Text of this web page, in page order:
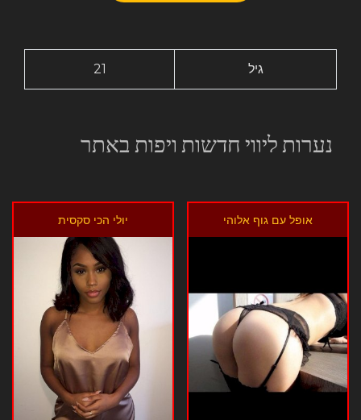
21 גיל
נערות ליווי חדשות ויפות באתר
אופל עם גוף אלוהי יולי הכי סקסית